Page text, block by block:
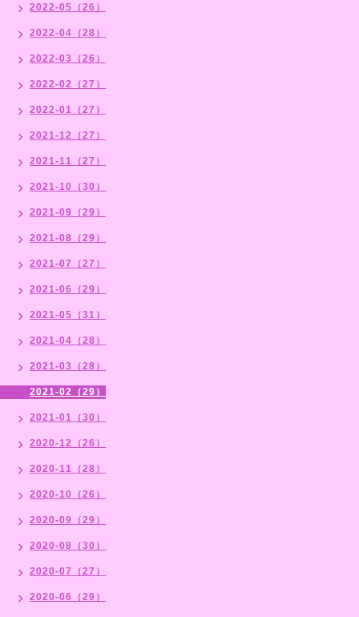
2022-05（26）
2022-04（28）
2022-03（26）
2022-02（27）
2022-01（27）
2021-12（27）
2021-11（27）
2021-10（30）
2021-09（29）
2021-08（29）
2021-07（27）
2021-06（29）
2021-05（31）
2021-04（28）
2021-03（28）
2021-02（29）
2021-01（30）
2020-12（26）
2020-11（28）
2020-10（26）
2020-09（29）
2020-08（30）
2020-07（27）
2020-06（29）